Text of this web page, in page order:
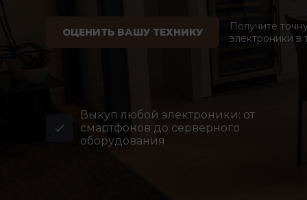
ОЦЕНИТЬ ВАШУ ТЕХНИКУ
Получите
электроники в
Выкуп любой электроники: от
смартфонов до серверного
оборудования